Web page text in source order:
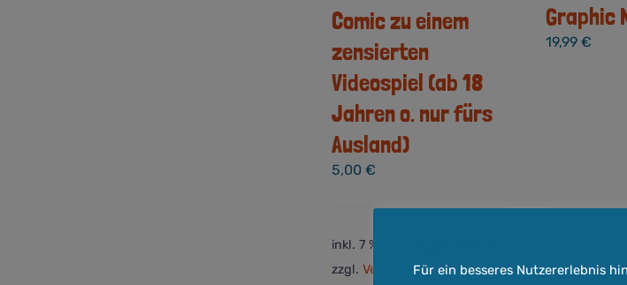
Comic zu einem
zensierten
Videospiel (ab 18
Jahren o. nur fürs
Ausland)
5,00 €
inkl. 7 % MwSt.
zzgl. Versandkosten
Graphic
19,99 €
zzgl.
Für ein besseres Nutzererlebnis